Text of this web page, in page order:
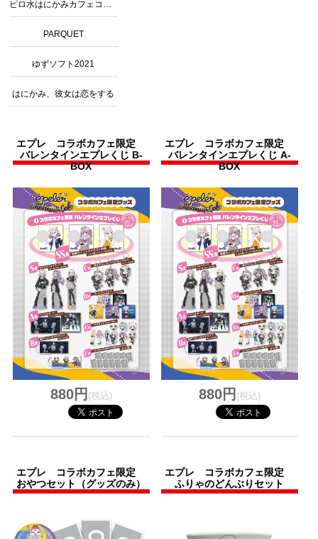
PARQUET
ゆずソフト2021
はにかみ、彼女は恋をする
エプレ コラボカフェ限定
バレンタインエプレくじ B-
BOX
880円 (税込)
エプレ コラボカフェ限定
バレンタインエプレくじ A-
BOX
880円 (税込)
エプレ コラボカフェ限定
おやつセット（グッズのみ）
エプレ コラボカフェ限定
ふりゃのどんぶりセット